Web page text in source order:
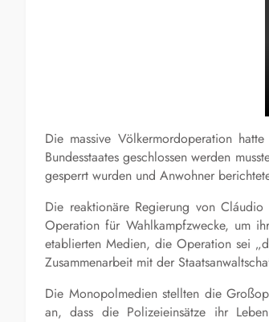
Die massive Völkermordoperation
Bundesstaates geschlossen werden
gesperrt wurden und Anwohner
Die reaktionäre Regierung von
Operation für Wahlkampfzwecke, um
etablierten Medien, die Operation sei
Zusammenarbeit mit der
Die Monopolmedien stellten die
an, dass die Polizeieinsätze ihr